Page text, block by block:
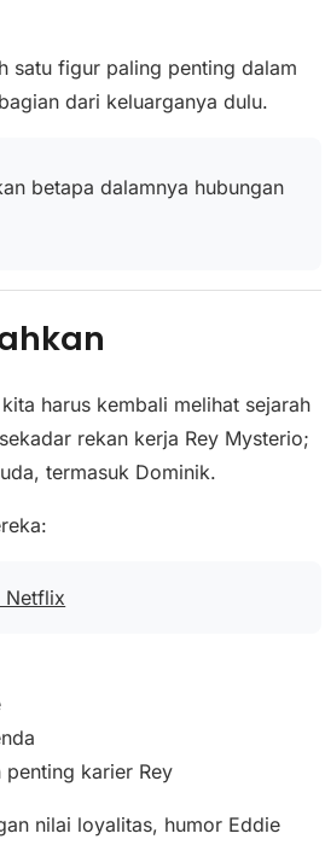
satu figur paling penting dalam
dari keluarganya dulu.
betapa dalamnya hubungan
harus kembali melihat sejarah
rekan kerja Rey Mysterio;
termasuk Dominik.
Netflix
karier Rey
nilai loyalitas, humor Eddie